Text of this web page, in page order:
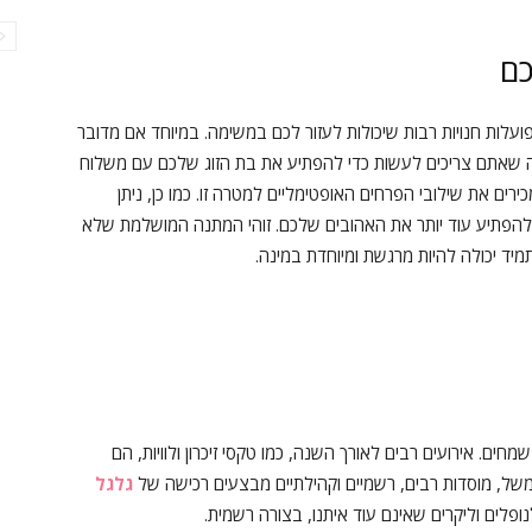
חנויות רבות שיכולות לעזור לכם במשימה. במיוחד אם מדובר
שאתם צריכים לעשות כדי להפתיע את בת הזוג שלכם עם משלוח
את שילובי הפרחים האופטימליים למטרה זו. כמו כן, ניתן
עוד יותר את האהובים שלכם. זוהי המתנה המושלמת שלא
יכולה להיות מרגשת ומיוחדת במינה.
אירועים רבים לאורך השנה, כמו טקסי זיכרון ולוויות, הם
מוסדות רבים, רשמיים וקהילתיים מבצעים רכישה של גלגל
וליקרים שאינם עוד איתנו, בצורה רשמית.